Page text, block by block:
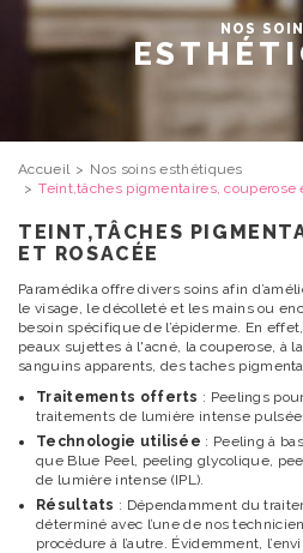
NOS
Accueil
Nos soins esthétiques
Teint,tâches pigmentaires, couperose
TEINT,TÂCHES
ET ROSACÉE
Paramédika offre divers soins afin
le visage, le décolleté et les mains ou
besoin spécifique de l’épiderme. En
peaux sujettes à l'acné, la couperose, à
sanguins apparents, des taches
Traitements offerts : Peelings
traitements de lumière intense pulsée
Technologie utilisée : Peeling à
que Blue Peel, peeling glycolique,
de lumière intense (IPL).
Résultats : Dépendamment du
déterminé avec l’une de nos
procédure à l’autre. Évidemment,